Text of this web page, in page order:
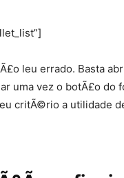
leu errado. Basta
uma vez o botÃ£o do
critÃ©rio a utilidade